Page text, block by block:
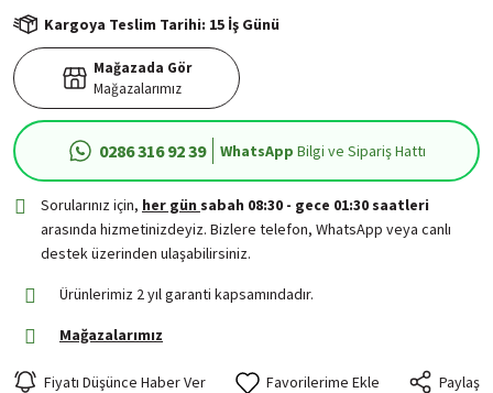
Kargoya Teslim Tarihi: 15 İş Günü
Mağazada Gör
Mağazalarımız
0286 316 92 39 WhatsApp Bilgi ve Sipariş Hattı
Sorularınız için, her gün sabah 08:30 - gece 01:30 saatleri
arasında hizmetinizdeyiz. Bizlere telefon, WhatsApp veya canlı
destek üzerinden ulaşabilirsiniz.
Ürünlerimiz 2 yıl garanti kapsamındadır.
Mağazalarımız
Fiyatı Düşünce Haber Ver Paylaş